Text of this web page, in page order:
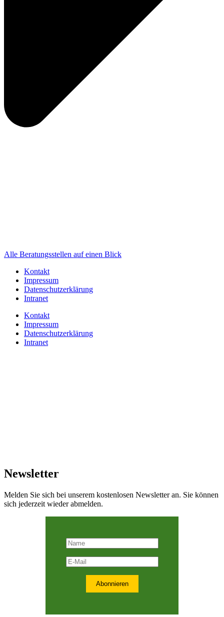
Alle Beratungsstellen auf einen Blick
Kontakt
Impressum
Datenschutzerklärung
Intranet
Kontakt
Impressum
Datenschutzerklärung
Intranet
Newsletter
Melden Sie sich bei unserem kostenlosen Newsletter an. Sie können
sich jederzeit wieder abmelden.
Abonnieren